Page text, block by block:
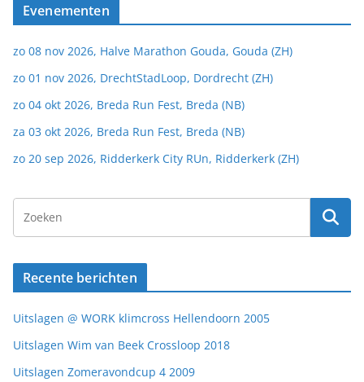
Evenementen
zo 08 nov 2026, Halve Marathon Gouda, Gouda (ZH)
zo 01 nov 2026, DrechtStadLoop, Dordrecht (ZH)
zo 04 okt 2026, Breda Run Fest, Breda (NB)
za 03 okt 2026, Breda Run Fest, Breda (NB)
zo 20 sep 2026, Ridderkerk City RUn, Ridderkerk (ZH)
Recente berichten
Uitslagen @ WORK klimcross Hellendoorn 2005
Uitslagen Wim van Beek Crossloop 2018
Uitslagen Zomeravondcup 4 2009